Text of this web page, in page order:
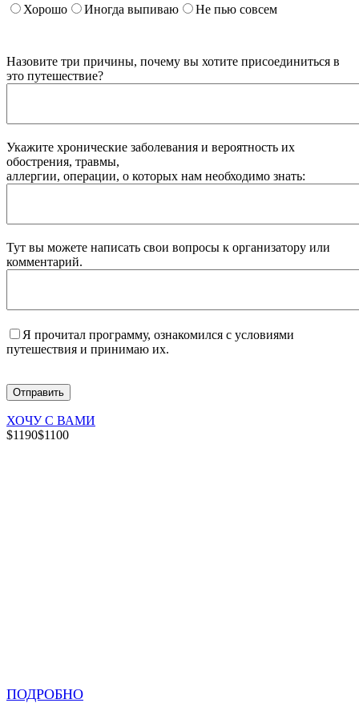
Хорошо
Иногда выпиваю Не пью совсем
Назовите три причины, почему вы хотите присоединиться в
это путешествие?
Укажите хронические заболевания и вероятность их
обострения, травмы,
аллергии, операции, о которых нам необходимо знать:
Тут вы можете написать свои вопросы к организатору или
комментарий.
Я прочитал программу, ознакомился с условиями
путешествия и принимаю их.
ХОЧУ С ВАМИ
$1190$1100
ПОДРОБНО